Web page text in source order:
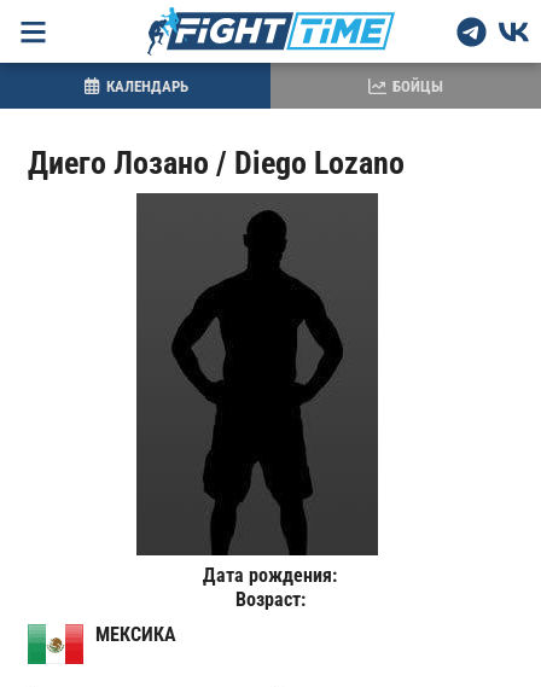
Диего Лозано / Diego Lozano
Дата рождения:
Возраст:
МЕКСИКА
КАЛЕНДАРЬ БОЙЦЫ